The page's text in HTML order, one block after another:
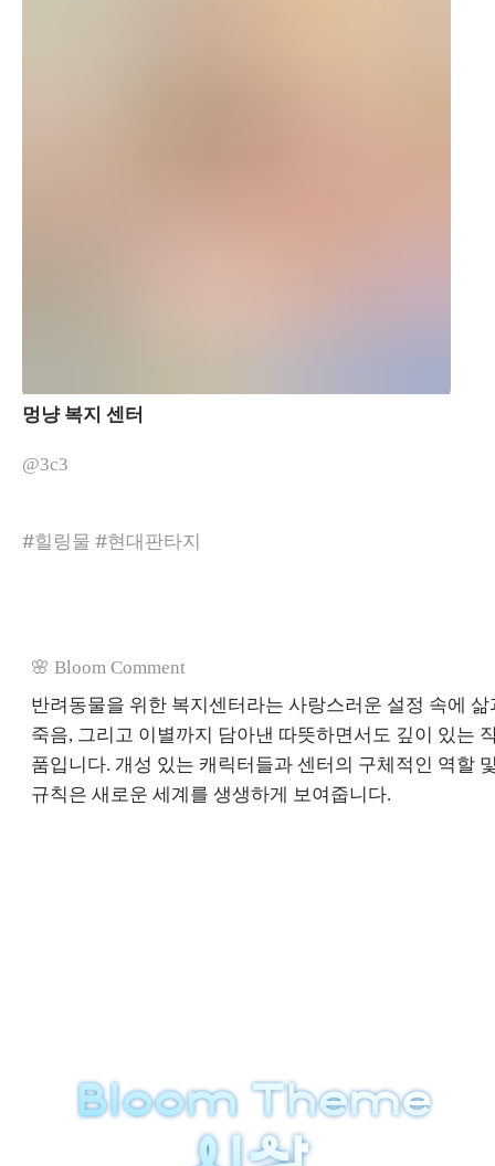
멍냥 복지 센터
@3c3
#힐링물 #현대판타지
🌸 Bloom Comment
반려동물을 위한 복지센터라는 사랑스러운 설정 속에 삶
죽음, 그리고 이별까지 담아낸 따뜻하면서도 깊이 있는
품입니다. 개성 있는 캐릭터들과 센터의 구체적인 역할
규칙은 새로운 세계를 생생하게 보여줍니다.